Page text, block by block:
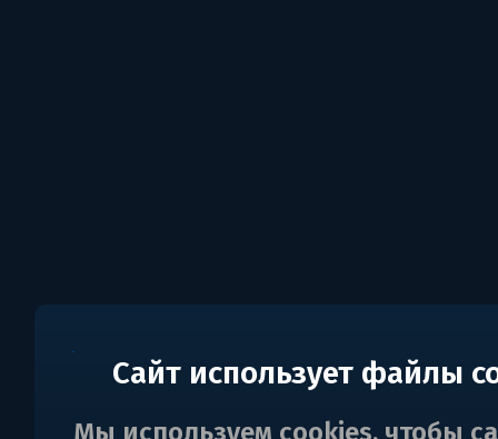
Сайт использует файлы
Мы используем cookies, чтобы